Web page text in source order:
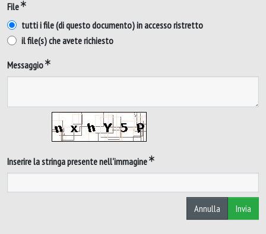
File
tutti i file (di questo documento) in accesso ristretto
il file(s) che avete richiesto
Messaggio
Inserire la stringa presente nell'immagine
Annulla Invia